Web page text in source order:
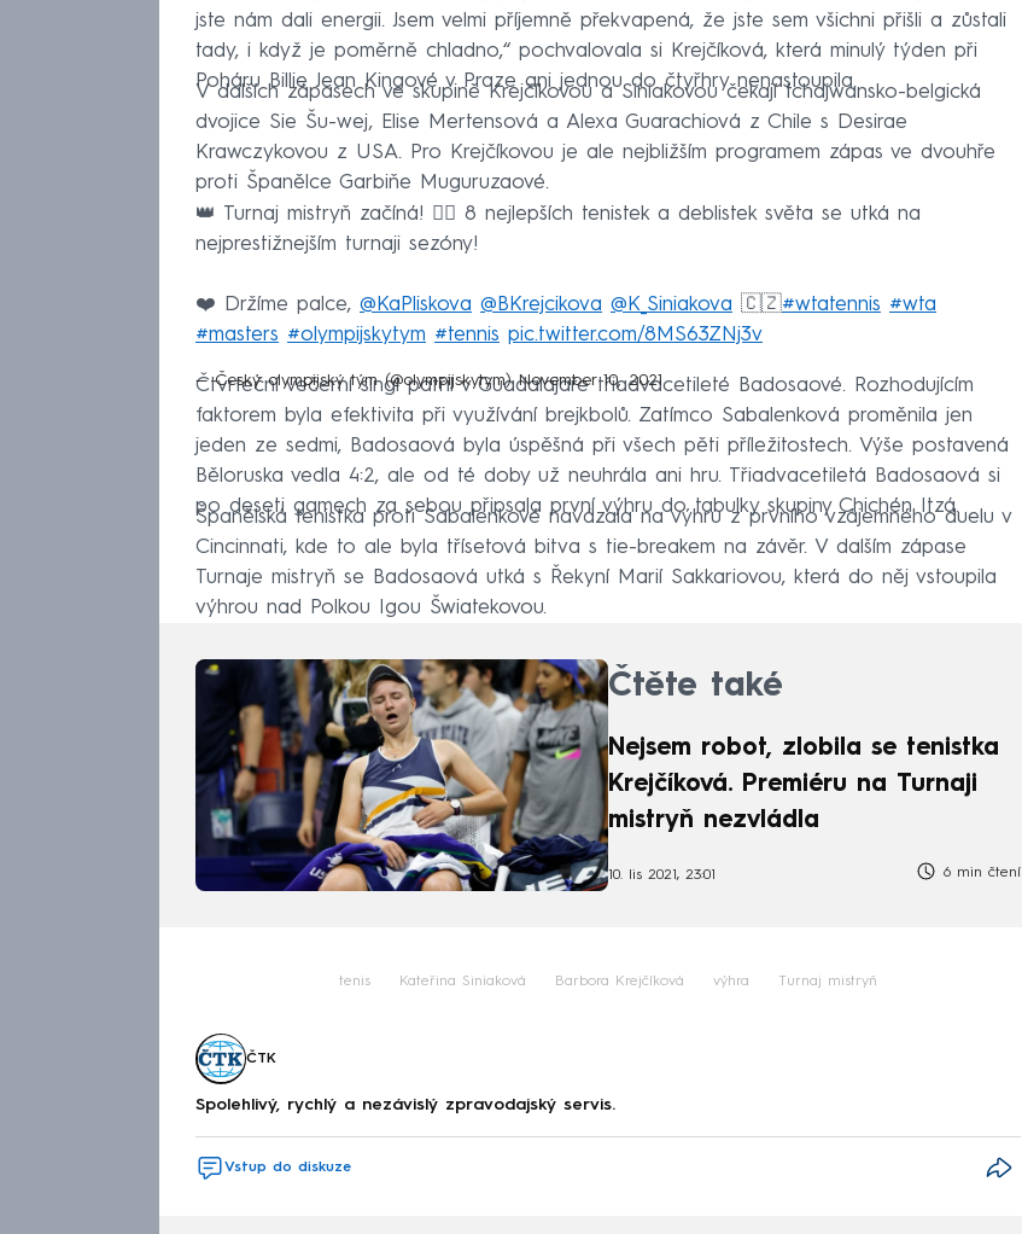
jste nám dali energii. Jsem velmi příjemně překvapená, že jste sem všichni přišli a zůstali
tady, i když je poměrně chladno,“ pochvalovala si Krejčíková, která minulý týden při
Poháru Billie Jean Kingové v Praze ani jednou do čtyřhry nenastoupila.
V dalších zápasech ve skupině Krejčíkovou a Siniakovou čekají tchajwansko-belgická
dvojice Sie Šu-wej, Elise Mertensová a Alexa Guarachiová z Chile s Desirae
Krawczykovou z USA. Pro Krejčíkovou je ale nejbližším programem zápas ve dvouhře
proti Španělce Garbiňe Muguruzaové.
👑 Turnaj mistryň začíná! 👉🏻 8 nejlepších tenistek a deblistek světa se utká na
nejprestižnejším turnaji sezóny!
❤️ Držíme palce, @KaPliskova @BKrejcikova @K_Siniakova 🇨🇿#wtatennis #wta
#masters #olympijskytym #tennis pic.twitter.com/8MS63ZNj3v
— Český olympijský tým (@olympijskytym)November 10, 2021
Čtvrteční večerní singl patřil v Guadalajaře třiadvacetileté Badosaové. Rozhodujícím
faktorem byla efektivita při využívání brejkbolů. Zatímco Sabalenková proměnila jen
jeden ze sedmi, Badosaová byla úspěšná při všech pěti příležitostech. Výše postavená
Běloruska vedla 4:2, ale od té doby už neuhrála ani hru. Třiadvacetiletá Badosaová si
po deseti gamech za sebou připsala první výhru do tabulky skupiny Chichén Itzá.
Španělská tenistka proti Sabalenkové navázala na výhru z prvního vzájemného duelu v
Cincinnati, kde to ale byla třísetová bitva s tie-breakem na závěr. V dalším zápase
Turnaje mistryň se Badosaová utká s Řekyní Marií Sakkariovou, která do něj vstoupila
výhrou nad Polkou Igou Šwiatekovou.
Čtěte také
Nejsem robot, zlobila se tenistka
Krejčíková. Premiéru na Turnaji
mistryň nezvládla
10. lis 2021, 23:01 6 min čtení
tenis Kateřina Siniaková Barbora Krejčíková výhra Turnaj mistryň
ČTK
Spolehlivý, rychlý a nezávislý zpravodajský servis.
Vstup do diskuze